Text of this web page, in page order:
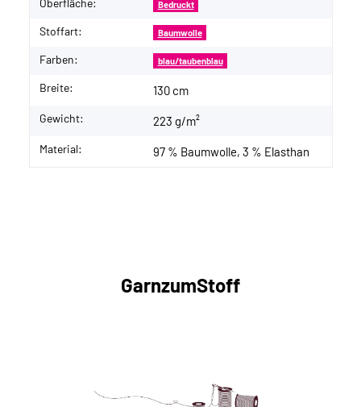
Oberfläche: Bedruckt
Stoffart: Baumwolle
Farben: blau/taubenblau
Breite: 130 cm
Gewicht: 223 g/m²
Material: 97 % Baumwolle, 3 % Elasthan
GarnzumStoff